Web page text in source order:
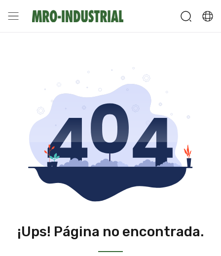
¡Ups! Página no encontrada.